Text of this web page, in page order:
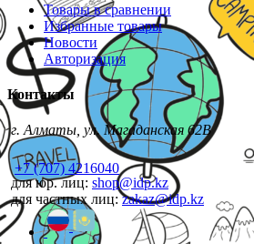
Товары в сравнении
Избранные товары
Новости
Авторизация
Контакты
г. Алматы, ул. Магаданская 62В
+7 (707) 4216040
для юр. лиц: shop@idp.kz
для частных лиц:zakaz@idp.kz